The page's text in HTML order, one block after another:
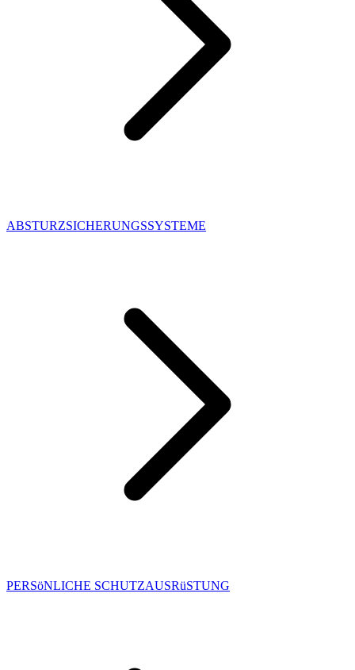
ABSTURZSICHERUNGSSYSTEME
PERSöNLICHE SCHUTZAUSRüSTUNG